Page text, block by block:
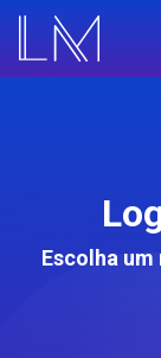
Escolha